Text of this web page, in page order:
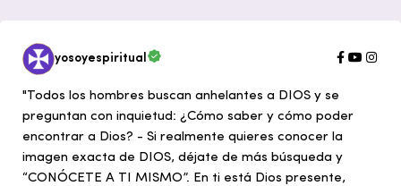
yosoyespiritual
"Todos los hombres buscan anhelantes a DIOS y se
preguntan con inquietud: ¿Cómo saber y cómo poder
encontrar a Dios? - Si realmente quieres conocer la
imagen exacta de DIOS, déjate de más búsqueda y
“CONÓCETE A TI MISMO”. En ti está Dios presente,